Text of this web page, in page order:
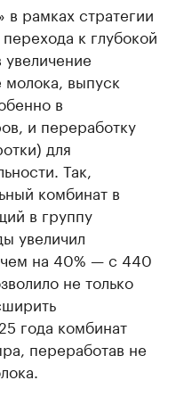
рамках стратегии
к глубокой
выпуск
в
и переработку
для
Так,
комбинат в
в группу
увеличил
на 40% — с 440
не только
года комбинат
переработав не